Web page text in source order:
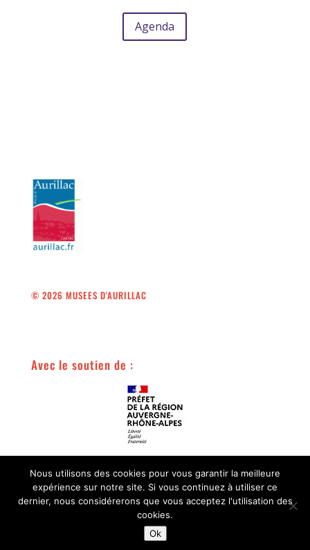
Agenda
© 2026 MUSEES D'AURILLAC
Avec le soutien de :
Nous utilisons des cookies pour vous garantir la meilleure
expérience sur notre site. Si vous continuez à utiliser ce
dernier, nous considérerons que vous acceptez l'utilisation des
cookies.
Ok